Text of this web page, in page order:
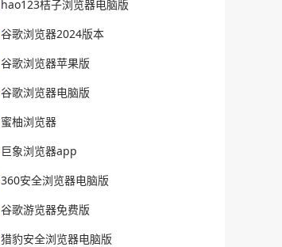
hao123桔子浏览器电脑版
谷歌浏览器2024版本
谷歌浏览器苹果版
谷歌浏览器电脑版
蜜柚浏览器
巨象浏览器app
360安全浏览器电脑版
谷歌游览器免费版
猎豹安全浏览器电脑版